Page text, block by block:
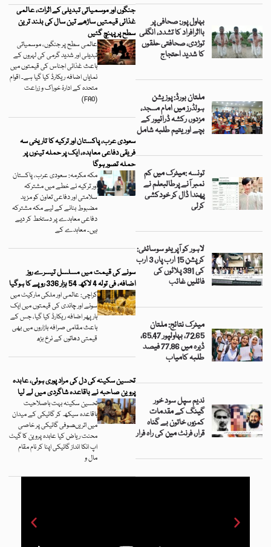
بہاول پور: صحافی پر
بااثرافراد کا تشدد، انگلی
توڑدی، صحافتی حلقوں
کا شدید احتجاج
ملتان بورڈ: پوزیشن
ہولڈرز میں امام مسجد،
مزدور، رکشہ ڈرائیور کے
بچے اور یتیم طلبہ شامل
تونسہ :میٹرک میں کم
نمبر آنے پرطالبعلم نے
پھندا ڈال کر خودکشی
کرلی
لاہور کو آپریٹو سوسائٹی:
کرپشن 15 ارب پار، 3 ارب
کی 391 پلاٹوں کی
فائلیں غائب
میٹرک نتائج: ملتان
72.65، بہاولپور 65.47،
ڈیرہ میں 77.86 فیصد
طلبہ کامیاب
ندیم سپل سود خور
گینگ کے مقدمات
کمزور، خاتون بے گناہ
قرار، فرنٹ مین کی راہ فرار
جنگوں اور موسمیاتی تبدیلی کے اثرات، عالمی
غذائی قیمتیں ساڑھے تین سال کی بلند ترین
سطح پر پہنچ گئیں
عالمی سطح پر جنگوں، موسمیاتی
تبدیلی اور شدید گرمی کی لہروں کے
باعث غذائی اجناس کی قیمتوں میں
نمایاں اضافہ ریکارڈ کیا گیا ہے۔ اقوام
متحدہ کے ادارۂ خوراک و زراعت
(FAO)
سعودی عرب، پاکستان اور ترکیہ کا تاریخی سہ
فریقی دفاعی معاہدہ، ایک پر حملہ تینوں پر
حملہ تصور ہوگا
مکہ مکرمہ: سعودی عرب، پاکستان
اور ترکیہ نے خطے میں مشترکہ
سلامتی اور دفاعی تعاون کو مزید
مضبوط بنانے کے لیے مکہ مشترکہ
دفاعی معاہدے پر دستخط کر دیے
ہیں۔ معاہدے کے
سونے کی قیمت میں مسلسل تیسرے روز
اضافہ، فی تولہ 4 لاکھ 54 ہزار 336 روپے کا ہوگیا
کراچی: عالمی اور ملکی مارکیٹ میں
سونے اور چاندی کی قیمتوں میں ایک
بار پھر اضافہ ریکارڈ کیا گیا، جس کے
باعث مقامی صرافہ بازاروں میں بھی
قیمتی دھاتوں کے نرخ بڑھ
تحسین سکینہ کی دل کی مراد پوری ہوئی، عابدہ
پروین صاحبہ نے باقاعدہ شاگردی میں لے لیا
تحسین سکینہ بہت باصلاحیت
باقاعدہ سیکھ کر گائیکی کے میدان
میں اتریںصوفی گائیکی پر خاصی
محنت ریاض کیا عابدہ پروین کا گیٹ
اپ انکا انداز گائیکی اپنا کر نام مقام
مال و